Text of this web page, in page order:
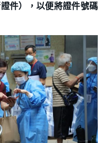
件），以便將證件號碼